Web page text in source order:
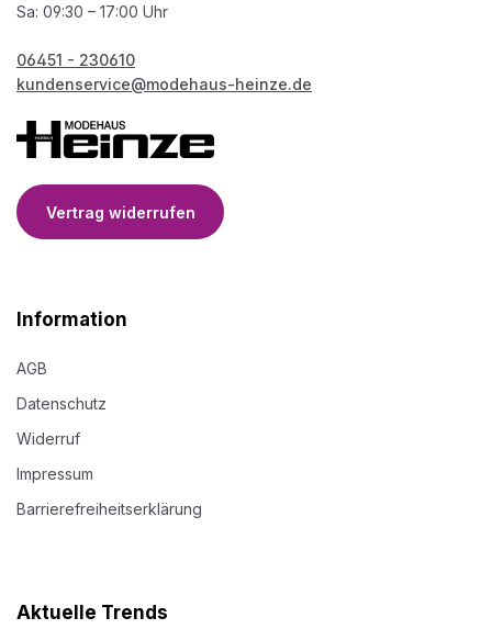
Sa: 09:30 – 17:00 Uhr
06451 - 230610
kundenservice@modehaus-heinze.de
Vertrag widerrufen
Information
AGB
Datenschutz
Widerruf
Impressum
Barrierefreiheitserklärung
Aktuelle Trends